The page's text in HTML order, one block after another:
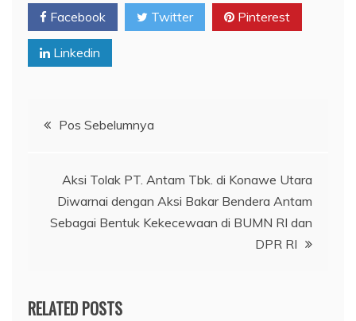
Facebook Twitter Pinterest
Linkedin
Navigasi
Pos Sebelumnya
Aksi Tolak PT. Antam Tbk. di Konawe Utara
Diwarnai dengan Aksi Bakar Bendera Antam
Sebagai Bentuk Kekecewaan di BUMN RI dan
DPR RI
RELATED POSTS